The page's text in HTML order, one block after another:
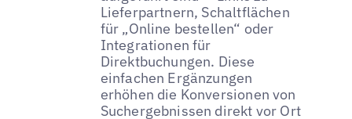
Lieferpartnern, Schaltflächen
für „Online bestellen“ oder
Integrationen für
Direktbuchungen. Diese
einfachen Ergänzungen
erhöhen die Konversionen von
Suchergebnissen direkt vor Ort